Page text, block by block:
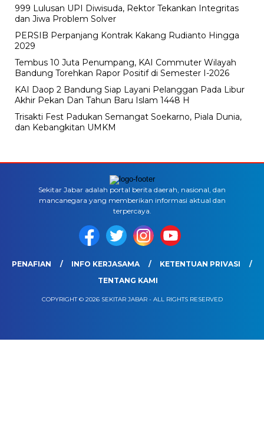
999 Lulusan UPI Diwisuda, Rektor Tekankan Integritas
dan Jiwa Problem Solver
PERSIB Perpanjang Kontrak Kakang Rudianto Hingga
2029
Tembus 10 Juta Penumpang, KAI Commuter Wilayah
Bandung Torehkan Rapor Positif di Semester I-2026
KAI Daop 2 Bandung Siap Layani Pelanggan Pada Libur
Akhir Pekan Dan Tahun Baru Islam 1448 H
Trisakti Fest Padukan Semangat Soekarno, Piala Dunia,
dan Kebangkitan UMKM
Sekitar Jabar adalah portal berita daerah, nasional, dan
mancanegara yang memberikan informasi aktual dan
terpercaya.
PENAFIAN INFO KERJASAMA
KETENTUAN PRIVASI
TENTANG KAMI
COPYRIGHT © 2026 SEKITAR JABAR - ALL RIGHTS RESERVED